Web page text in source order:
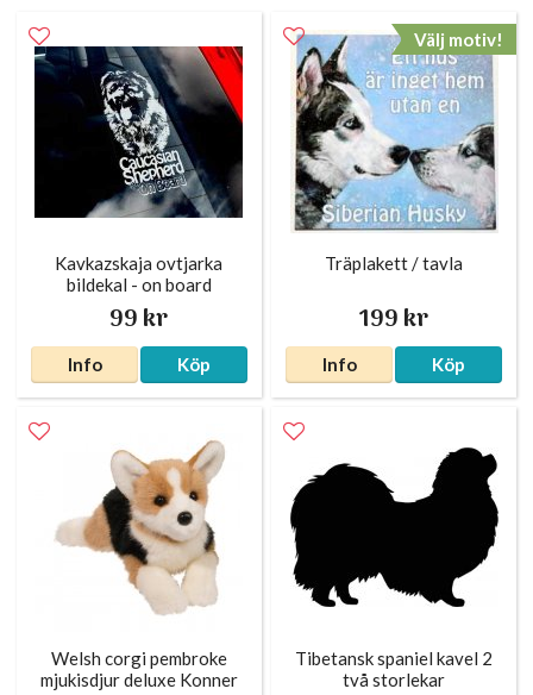
Kavkazskaja ovtjarka
bildekal - on board
99 kr
Info Köp
Välj motiv!
Träplakett / tavla
199 kr
Info Köp
Welsh corgi pembroke
mjukisdjur deluxe Konner
Tibetansk spaniel kavel 2
två storlekar